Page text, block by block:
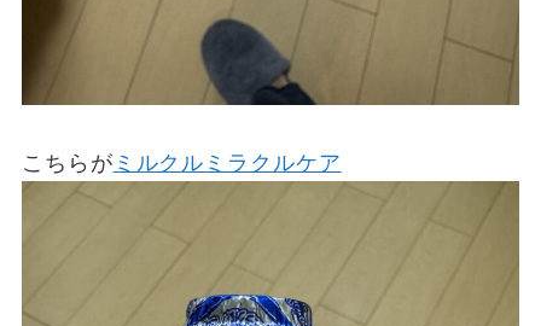
こちらが ミルクルミラクルケア